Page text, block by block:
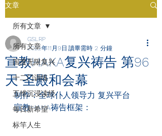
文章
所有文章
国度无限复兴
十二门训练
五维沉浸读经
每日新希望
标竿人生
所有文章
宣教HAKA复兴祷告 第96
天 圣殿和会幕
GSLRP
2022年11月9日 讀畢需時 2 分鐘
制作：全球仆人领导力 复兴平台
宣教HAKA祷告框架：